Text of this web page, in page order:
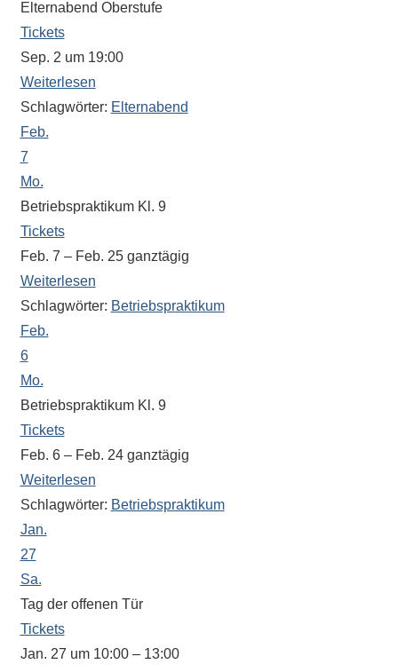
am
Ende
jeder
Seite
der
Suche
zur
Verfügung.
Elternabend Oberstufe
Tickets
Sep. 2 um 19:00
Weiterlesen
Schlagwörter: Elternabend
Feb.
7
Mo.
Betriebspraktikum Kl. 9
Tickets
Feb. 7 – Feb. 25 ganztägig
Weiterlesen
Schlagwörter: Betriebspraktikum
Feb.
6
Mo.
Betriebspraktikum Kl. 9
Tickets
Feb. 6 – Feb. 24 ganztägig
Weiterlesen
Schlagwörter: Betriebspraktikum
Jan.
27
Sa.
Tag der offenen Tür
Tickets
Jan. 27 um 10:00 – 13:00